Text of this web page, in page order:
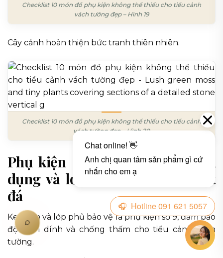
Checklist 10 món đồ phụ kiện không thể thiếu cho tiểu cảnh
vách tường đẹp – Hình 19
Cây cảnh hoàn thiện bức tranh thiên nhiên.
Checklist 10 món đồ phụ kiện không thể thiếu cho tiểu cảnh
vách tường đẹp – Hình 20
Phụ kiện số 9: Keo dán chuyên
dụng và lớp phủ bảo vệ bề mặt
đá
Keo dán và lớp phủ bảo vệ là phụ kiện số 9, đảm bảo
độ bám dính và chống thấm cho tiểu cảnh vách
tường.